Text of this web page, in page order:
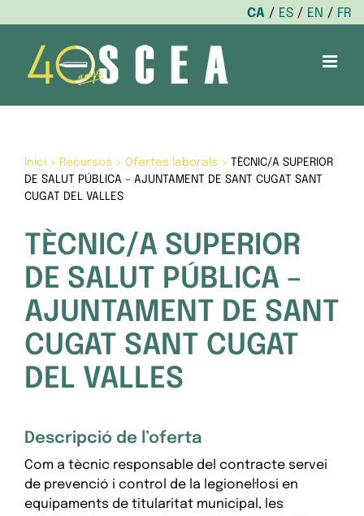
CA ES EN
FR
content
Inici> Recursos > Ofertes laborals >
TÈCNIC/A SUPERIOR
DE SALUT PÚBLICA – AJUNTAMENT DE SANT CUGAT SANT
CUGAT DEL VALLES
TÈCNIC/A SUPERIOR
DE SALUT PÚBLICA –
AJUNTAMENT DE SANT
CUGAT SANT CUGAT
DEL VALLES
Descripció de l’oferta
Com a tècnic responsable del contracte servei
de prevenció i control de la legionel·losi en
equipaments de titularitat municipal, les